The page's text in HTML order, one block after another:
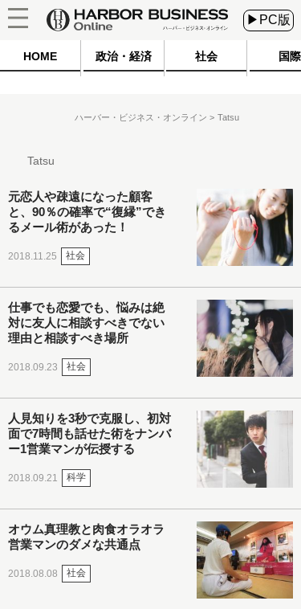
▶PC版
HOME 政治・経済 社会 国際
ハーバー・ビジネス・オンライン Tatsu
Tatsu
元恋人や疎遠になった顧客
と、90％の確率で“復縁”でき
るメール術があった！
2018.11.25 社会
仕事でも恋愛でも、悩みは絶
対に友人に相談すべきでない
理由と相談すべき場所
2018.09.23 社会
人見知りを3秒で克服し、初対
面で7時間も話せた術をナンバ
ー1営業マンが伝授する
2018.09.21 科学
オウム真理教と肉食オラオラ
営業マンのダメな共通点
2018.08.08 社会